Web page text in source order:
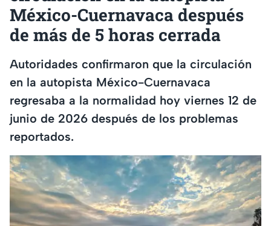
México-Cuernavaca después
de más de 5 horas cerrada
Autoridades confirmaron que la circulación
en la autopista México-Cuernavaca
regresaba a la normalidad hoy viernes 12 de
junio de 2026 después de los problemas
reportados.